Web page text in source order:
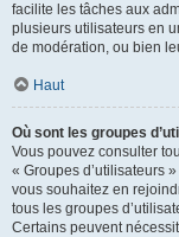
facilite les tâches aux
plusieurs utilisateurs en
de modération, ou bien
Haut
Où sont les groupes
Vous pouvez consulter
« Groupes d’utilisateurs
vous souhaitez en
tous les groupes
Certains peuvent